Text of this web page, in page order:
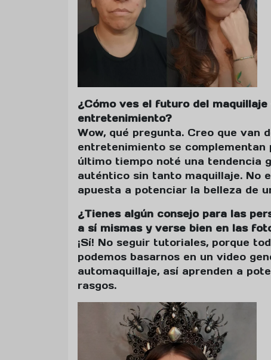
¿Cómo ves el futuro del
entretenimiento?
Wow, qué pregunta. Creo que van
entretenimiento se complementan
último tiempo noté una tendencia
auténtico sin tanto maquillaje. No
apuesta a potenciar la belleza de
¿Tienes algún consejo para las
a sí mismas y verse bien en las
¡Sí! No seguir tutoriales, porque
podemos basarnos en un video
automaquillaje, así aprenden a
rasgos.